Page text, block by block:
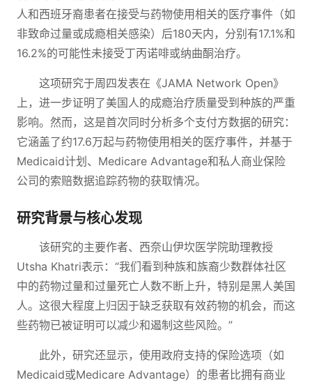
人和西班牙裔患者在接受与药物使用相关的医疗事件（如
非致命过量或成瘾相关感染）后180天内，分别有17.1%和
16.2%的可能性未接受丁丙诺啡或纳曲酮治疗。
这项研究于周四发表在《JAMA Network Open》
上，进一步证明了美国人的成瘾治疗质量受到种族的严重
影响。然而，这是首次同时分析多个支付方数据的研究：
它涵盖了约17.6万起与药物使用相关的医疗事件，并基于
Medicaid计划、Medicare Advantage和私人商业保险
公司的索赔数据追踪药物的获取情况。
研究背景与核心发现
该研究的主要作者、西奈山伊坎医学院助理教授
Utsha Khatri表示：“我们看到种族和族裔少数群体社区
中的药物过量和过量死亡人数不断上升，特别是黑人美国
人。这很大程度上归因于缺乏获取有效药物的机会，而这
些药物已被证明可以减少和遏制这些风险。”
此外，研究还显示，使用政府支持的保险选项（如
Medicaid或Medicare Advantage）的患者比拥有商业